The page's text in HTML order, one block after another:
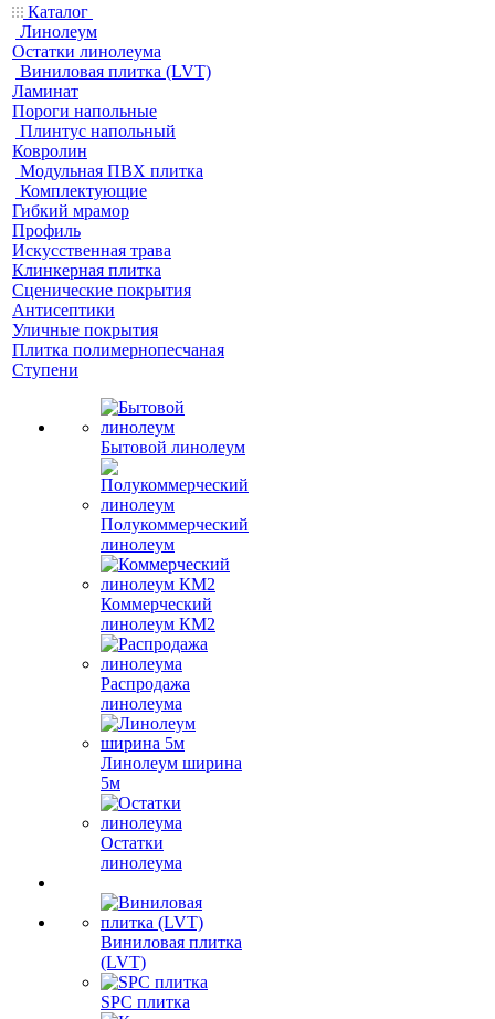
Каталог
Линолеум
Остатки линолеума
Виниловая плитка (LVT)
Ламинат
Пороги напольные
Плинтус напольный
Ковролин
Модульная ПВХ плитка
Комплектующие
Гибкий мрамор
Профиль
Искусственная трава
Клинкерная плитка
Сценические покрытия
Антисептики
Уличные покрытия
Плитка полимернопесчаная
Ступени
Бытовой линолеум
Полукоммерческий
линолеум
Коммерческий
линолеум КМ2
Распродажа
линолеума
Линолеум ширина
5м
Остатки
линолеума
Виниловая плитка
(LVT)
SPC плитка